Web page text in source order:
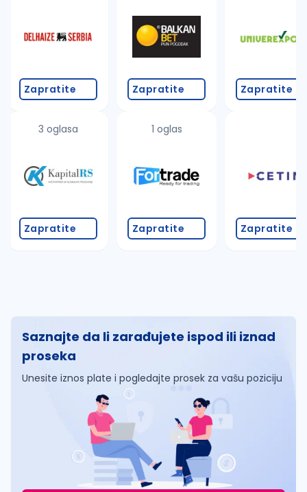
Zapratite
3 oglasa
Zapratite
Zapratite
1 oglas
Zapratite
Zapratite
Zapratite
Saznajte da li zarađujete ispod ili iznad
proseka
Unesite iznos plate i pogledajte prosek za vašu poziciju